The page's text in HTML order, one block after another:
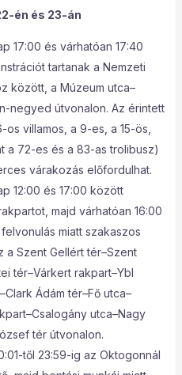
én és 23-án
17:00 és várhatóan 17:40
tartanak a Nemzeti
között, a Múzeum utca–
negyed útvonalon. Az érintett
os villamos, a 9-es, a 15-ös,
a 72-es és a 83-as trolibusz)
várakozás előfordulhat.
12:00 és 17:00 között
majd várhatóan 16:00
miatt szakaszos
Szent Gellért tér–Szent
tér–Várkert rakpart–Ybl
Ádám tér–Fő utca–
utca–Nagy
tér útvonalon.
től 23:59-ig az Oktogonnál